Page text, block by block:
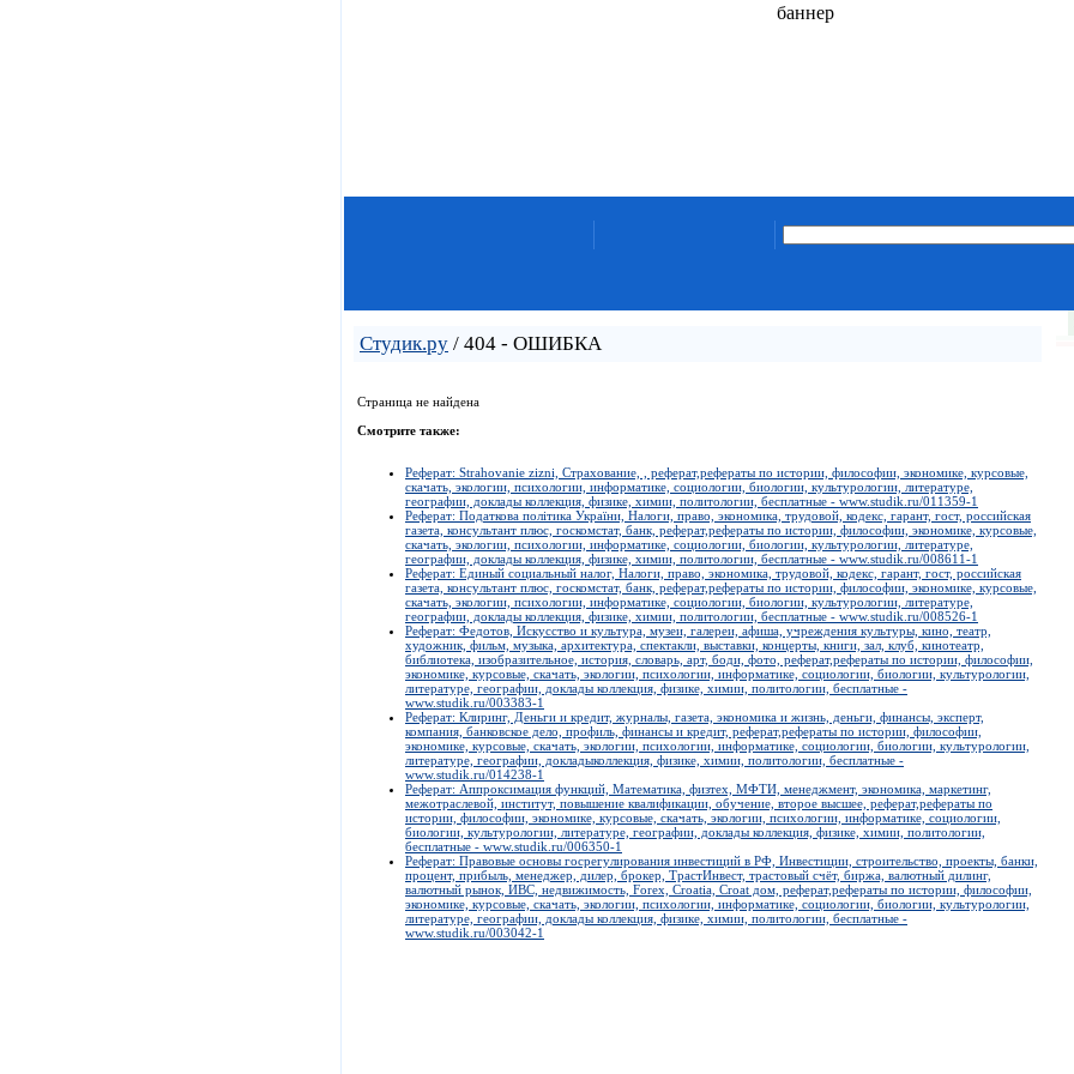
баннер
Студик.ру / 404 - ОШИБКА
Страница не найдена
Смотрите также:
Реферат: Strahovanie zizni, Страхование, , реферат,рефераты по истории, философии, экономике, курсовые,
скачать, экологии, психологии, информатике, социологии, биологии, культурологии, литературе,
географии, доклады коллекция, физике, химии, политологии, бесплатные - www.studik.ru/011359-1
Реферат: Податкова політика України, Налоги, право, экономика, трудовой, кодекс, гарант, гост, российская
газета, консультант плюс, госкомстат, банк, реферат,рефераты по истории, философии, экономике, курсовые,
скачать, экологии, психологии, информатике, социологии, биологии, культурологии, литературе,
географии, доклады коллекция, физике, химии, политологии, бесплатные - www.studik.ru/008611-1
Реферат: Единый социальный налог, Налоги, право, экономика, трудовой, кодекс, гарант, гост, российская
газета, консультант плюс, госкомстат, банк, реферат,рефераты по истории, философии, экономике, курсовые,
скачать, экологии, психологии, информатике, социологии, биологии, культурологии, литературе,
географии, доклады коллекция, физике, химии, политологии, бесплатные - www.studik.ru/008526-1
Реферат: Федотов, Искусство и культура, музеи, галереи, афиша, учреждения культуры, кино, театр,
художник, фильм, музыка, архитектура, спектакли, выставки, концерты, книги, зал, клуб, кинотеатр,
библиотека, изобразительное, история, словарь, арт, боди, фото, реферат,рефераты по истории, философии,
экономике, курсовые, скачать, экологии, психологии, информатике, социологии, биологии, культурологии,
литературе, географии, доклады коллекция, физике, химии, политологии, бесплатные -
www.studik.ru/003383-1
Реферат: Клиринг, Деньги и кредит, журналы, газета, экономика и жизнь, деньги, финансы, эксперт,
компания, банковское дело, профиль, финансы и кредит, реферат,рефераты по истории, философии,
экономике, курсовые, скачать, экологии, психологии, информатике, социологии, биологии, культурологии,
литературе, географии, докладыколлекция, физике, химии, политологии, бесплатные -
www.studik.ru/014238-1
Реферат: Аппроксимация функций, Математика, физтех, МФТИ, менеджмент, экономика, маркетинг,
межотраслевой, институт, повышение квалификации, обучение, второе высшее, реферат,рефераты по
истории, философии, экономике, курсовые, скачать, экологии, психологии, информатике, социологии,
биологии, культурологии, литературе, географии, доклады коллекция, физике, химии, политологии,
бесплатные - www.studik.ru/006350-1
Реферат: Правовые основы госрегулирования инвестиций в РФ, Инвестиции, строительство, проекты, банки,
процент, прибыль, менеджер, дилер, брокер, ТрастИнвест, трастовый счёт, биржа, валютный дилинг,
валютный рынок, ИВС, недвижимость, Forex, Croatia, Croat дом, реферат,рефераты по истории, философии,
экономике, курсовые, скачать, экологии, психологии, информатике, социологии, биологии, культурологии,
литературе, географии, доклады коллекция, физике, химии, политологии, бесплатные -
www.studik.ru/003042-1